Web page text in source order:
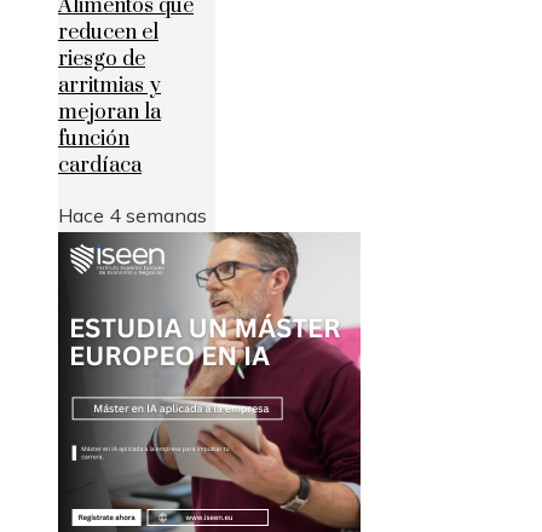
Alimentos que
reducen el
riesgo de
arritmias y
mejoran la
función
cardíaca
Hace 4 semanas